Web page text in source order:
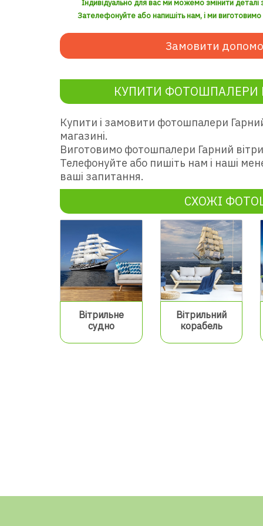
Індивідуально для вас ми можемо змінити
Зателефонуйте або напишіть нам, і ми
Замовити
КУПИТИ ФОТОШПАЛЕРИ
Купити і замовити фотошпалери
магазині.
Виготовимо фотошпалери Гарний
Телефонуйте або пишіть нам і наші
ваші запитання.
СХОЖІ
Вітрильне
судно
Вітрильний
корабель